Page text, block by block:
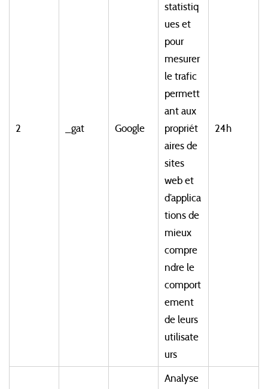
2 _gat Google
statistiq
ues et
pour
mesurer
le trafic
permett
ant aux
propriét
aires de
sites
web et
d’applica
tions de
mieux
compre
ndre le
comport
ement
de leurs
utilisate
urs
24h
Analyse